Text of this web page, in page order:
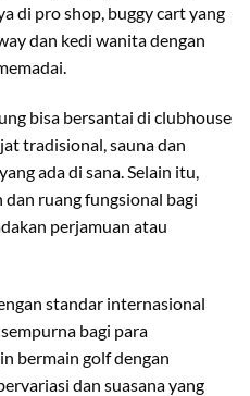
di pro shop, buggy cart yang
dan kedi wanita dengan
bisa bersantai di clubhouse
tradisional, sauna dan
ada di sana. Selain itu,
ruang fungsional bagi
perjamuan atau
standar internasional
bagi para
bermain golf dengan
dan suasana yang